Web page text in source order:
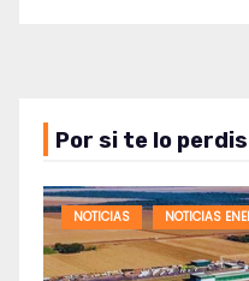
Por si te lo
NOTICIAS NOTICIAS